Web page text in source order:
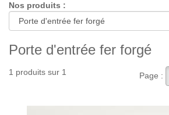
Nos produits :
Porte d'entrée fer forgé
1 produits sur 1 Page :